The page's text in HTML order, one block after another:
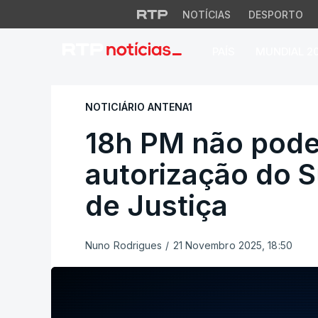
NOTÍCIAS DESPORTO
18h PM não
NOTICIÁRIO ANTENA1
18h PM não
autorização do
de Justiça
Nuno Rodrigues / 21 Novembro 2025, 18:50